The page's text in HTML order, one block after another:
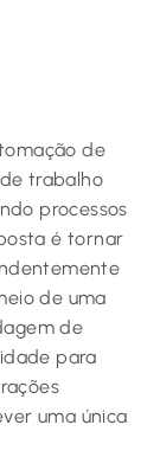
de
trabalho
processos
é tornar
de uma
de
para
uma única